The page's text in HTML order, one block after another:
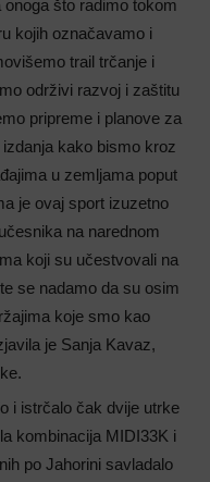
onoga što radimo tokom
kojih označavamo i
trail trčanje i
održivi razvoj i zaštitu
pripreme i planove za
kako bismo kroz
u zemljama poput
je ovaj sport izuzetno
na narednom
koji su učestvovali na
se nadamo da su osim
koje smo kao
je Sanja Kavaz,
i istrčalo čak dvije utrke
kombinacija MIDI33K i
po Jahorini savladalo